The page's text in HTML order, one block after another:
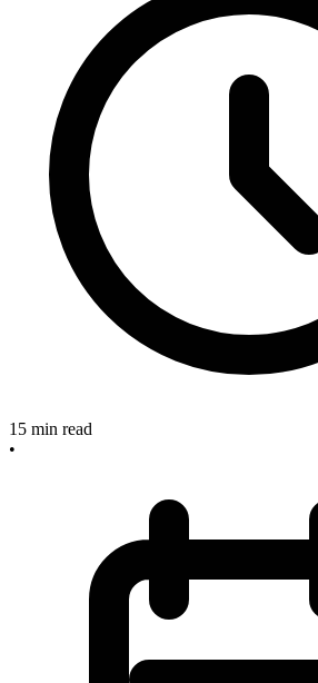
15 min read
•